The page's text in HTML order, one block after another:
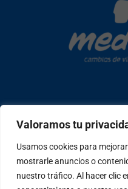
Valoramos tu
Usamos cookies para
mostrarle anuncios o
nuestro tráfico. Al hacer clic
Web
W
h
a
F
a
c
I
n
s
T
i
k